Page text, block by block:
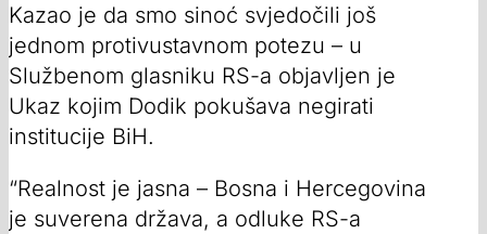
Kazao je da smo sinoć svjedočili još
jednom protivustavnom potezu – u
Službenom glasniku RS-a objavljen je
Ukaz kojim Dodik pokušava negirati
institucije BiH.
“Realnost je jasna – Bosna i Hercegovina
je suverena država, a odluke RS-a